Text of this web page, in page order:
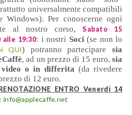
universalmente compatibili
Windows). Per conoscerne ogni
al nostro corso,Sabato 15
alle 19:30: i nostri Soci(se non lo
QUI) potranno partecipare sia
, ad un prezzo di 15 euro, sia
o in differita (da rivedere
di 12 euro.
ENTRO Venerdì 14
info@applecaffe.net